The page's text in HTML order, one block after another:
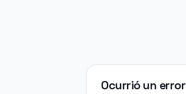
Ocurrió un error